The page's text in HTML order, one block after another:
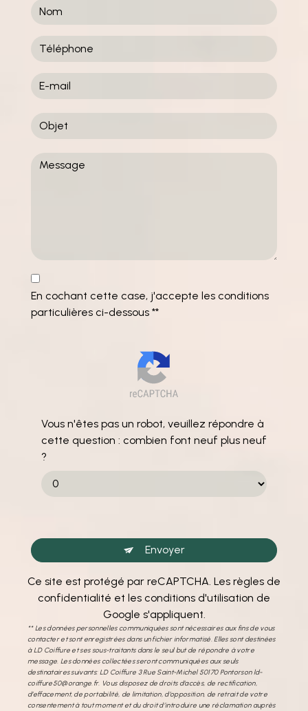
En cochant cette case, j'accepte les conditions
particulières ci-dessous **
Vous n'êtes pas un robot, veuillez répondre à
cette question : combien font neuf plus neuf
?
Envoyer
Ce site est protégé par reCAPTCHA. Les règles de
confidentialité et les conditions d'utilisation de
Google s'appliquent.
** Les données personnelles communiquées sont nécessaires aux fins de vous
contacter et sont enregistrées dans un fichier informatisé. Elles sont destinées
à LD Coiffure et ses sous-traitants dans le seul but de répondre à votre
message. Les données collectées seront communiquées aux seuls
destinataires suivants: LD Coiffure 3 Rue Saint-Michel 50170 Pontorson ld-
coiffure50@orange.fr. Vous disposez de droits d’accès, de rectification,
d’effacement, de portabilité, de limitation, d’opposition, de retrait de votre
consentement à tout moment et du droit d’introduire une réclamation auprès